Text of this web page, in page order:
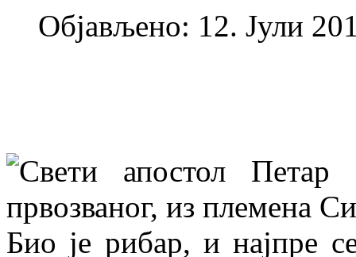
Објављено: 12. Јули
Свети апостол
првозваног, из племена
Био је рибар, и најпре